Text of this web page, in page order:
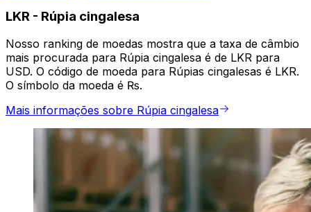
LKR - Rúpia cingalesa
Nosso ranking de moedas mostra que a taxa de câmbio
mais procurada para Rúpia cingalesa é de LKR para
USD. O código de moeda para Rúpias cingalesas é LKR.
O símbolo da moeda é ₨.
Mais informações sobre Rúpia cingalesa